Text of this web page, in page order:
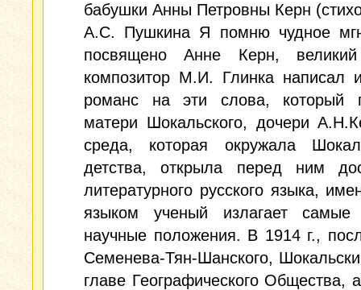
бабушки Анны Петровны Керн
А.С. Пушкина Я помню чудное
посвящено Анне Керн, великий
композитор М.И. Глинка написал
романс на эти слова, который
матери Шокальского, дочери
среда, которая окружала
детства, открыла перед ним
литературного русского языка,
языком ученый излагает самые
научные положения. В 1914 г.,
Семенева-Тян-Шанского,
главе Географического Общества,